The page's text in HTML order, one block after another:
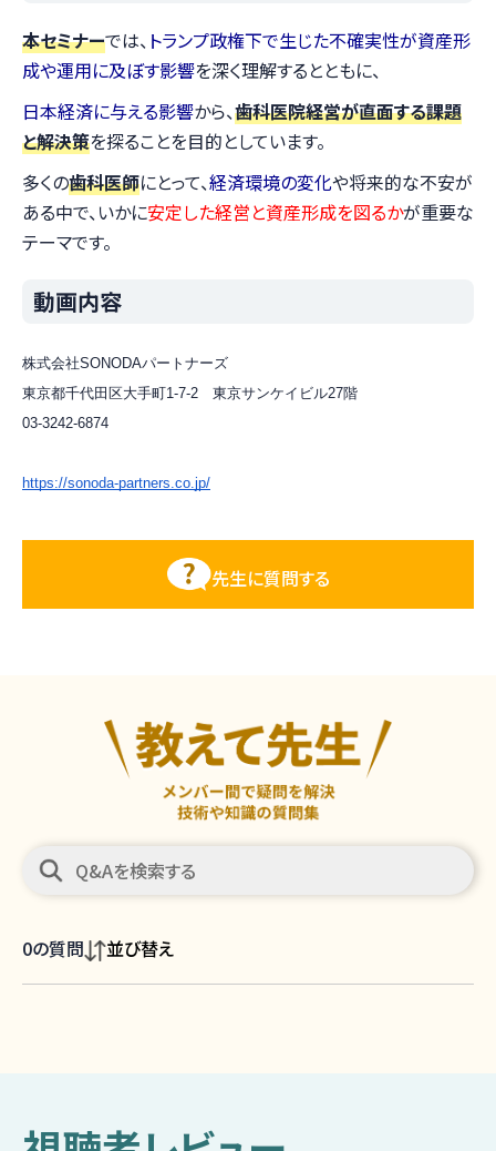
本セミナーでは、 トランプ政権下で生じた不確実性が資産形
成や運用に及ぼす影響を深く理解するとともに、
日本経済に与える影響から、歯科医院経営が直面する課題
と解決策を探ることを目的としています。
多くの歯科医師にとって、経済環境の変化や将来的な不安が
ある中で、いかに安定した経営と資産形成を図るかが重要な
テーマです。
動画内容
株式会社SONODAパートナーズ
東京都千代田区大手町1-7-2 東京サンケイビル27階
03-3242-6874
https://sonoda-partners.co.jp/
先生に質問する
0の質問 並び替え